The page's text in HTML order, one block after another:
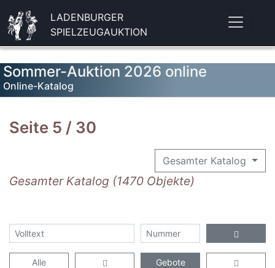
LADENBURGER
SPIELZEUGAUKTION
Sommer-Auktion 2026 online
Online-Katalog
Seite 5 / 30
Gesamter Katalog
Gesamter Katalog (1470 Objekte)
Alle Gebote